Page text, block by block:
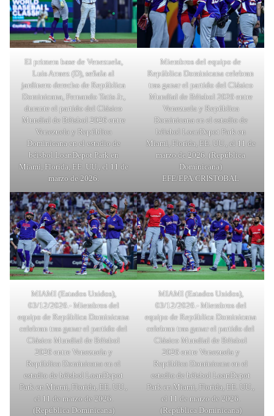
El primera base de Venezuela,
Luis Arraez (D), señala al
jardinero derecho de República
Dominicana, Fernando Tatis Jr.,
durante el partido del Clásico
Mundial de Béisbol 2026 entre
Venezuela y República
Dominicana en el estadio de
béisbol LoanDepot Park en
Miami, Florida, EE. UU., el 11 de
marzo de 2026.
Miembros del equipo de
República Dominicana celebran
tras ganar el partido del Clásico
Mundial de Béisbol 2026 entre
Venezuela y República
Dominicana en el estadio de
béisbol LoanDepot Park en
Miami, Florida, EE. UU., el 11 de
marzo de 2026. (República
Dominicana)
EFE/EPA/CRISTOBAL
MIAMI (Estados Unidos),
03/12/2026.- Miembros del
equipo de República Dominicana
celebran tras ganar el partido del
Clásico Mundial de Béisbol
2026 entre Venezuela y
República Dominicana en el
estadio de béisbol LoanDepot
Park en Miami, Florida, EE. UU.,
el 11 de marzo de 2026.
(República Dominicana)
MIAMI (Estados Unidos),
03/12/2026.- Miembros del
equipo de República Dominicana
celebran tras ganar el partido del
Clásico Mundial de Béisbol
2026 entre Venezuela y
República Dominicana en el
estadio de béisbol LoanDepot
Park en Miami, Florida, EE. UU.,
el 11 de marzo de 2026.
(República Dominicana)